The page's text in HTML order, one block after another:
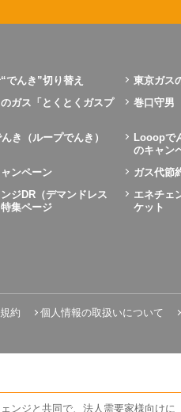
でんき”切り替え
東京ガス
ガス「とくとくガスプ
巻口守男
き（ループでんき）
Looopで
のキャン
ンペーン
ガス代節
ジDR（デマンドレス
集ページ
エネチェ
ケット
約 個人情報の取扱いについて
ンジと共同で、法人需要家様向けに